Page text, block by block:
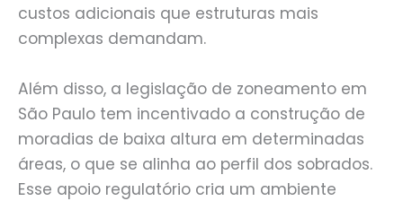
custos adicionais que estruturas mais
complexas demandam.
Além disso, a legislação de zoneamento em
São Paulo tem incentivado a construção de
moradias de baixa altura em determinadas
áreas, o que se alinha ao perfil dos sobrados.
Esse apoio regulatório cria um ambiente